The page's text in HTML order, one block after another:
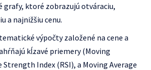
grafy, ktoré zobrazujú otváraciu,
a najnižšiu cenu.
výpočty založené na cene a
kĺzavé priemery (Moving
Strength Index (RSI), a Moving Average